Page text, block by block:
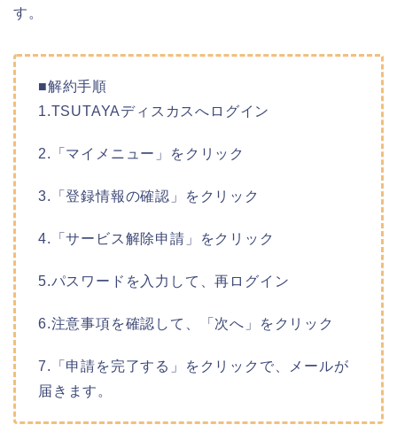
す。
■解約手順
1.TSUTAYAディスカスへログイン
2.「マイメニュー」をクリック
3.「登録情報の確認」をクリック
4.「サービス解除申請」をクリック
5.パスワードを入力して、再ログイン
6.注意事項を確認して、「次へ」をクリック
7.「申請を完了する」をクリックで、メールが
届きます。